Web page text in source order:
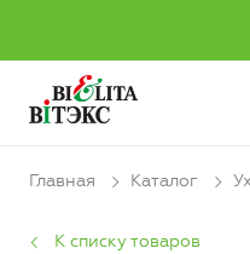
Главная Каталог
К списку товаров